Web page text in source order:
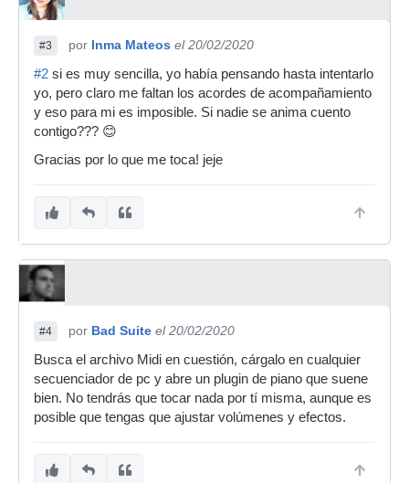
#3 por Inma Mateos el 20/02/2020
#2 si es muy sencilla, yo había pensando hasta intentarlo
yo, pero claro me faltan los acordes de acompañamiento
y eso para mi es imposible. Si nadie se anima cuento
contigo??? 😊
Gracias por lo que me toca! jeje
#4 por Bad Suite el 20/02/2020
Busca el archivo Midi en cuestión, cárgalo en cualquier
secuenciador de pc y abre un plugin de piano que suene
bien. No tendrás que tocar nada por tí misma, aunque es
posible que tengas que ajustar volúmenes y efectos.